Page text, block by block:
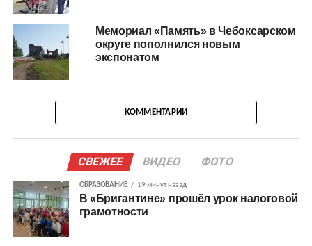
Мемориал «Память» в Чебоксарском
округе пополнился новым
экспонатом
КОММЕНТАРИИ
СВЕЖЕЕ ВИДЕО ФОТО
ОБРАЗОВАНИЕ 19 минут назад
В «Бригантине» прошёл урок налоговой
грамотности